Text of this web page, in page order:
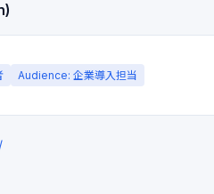
Audience: 企業導入担当